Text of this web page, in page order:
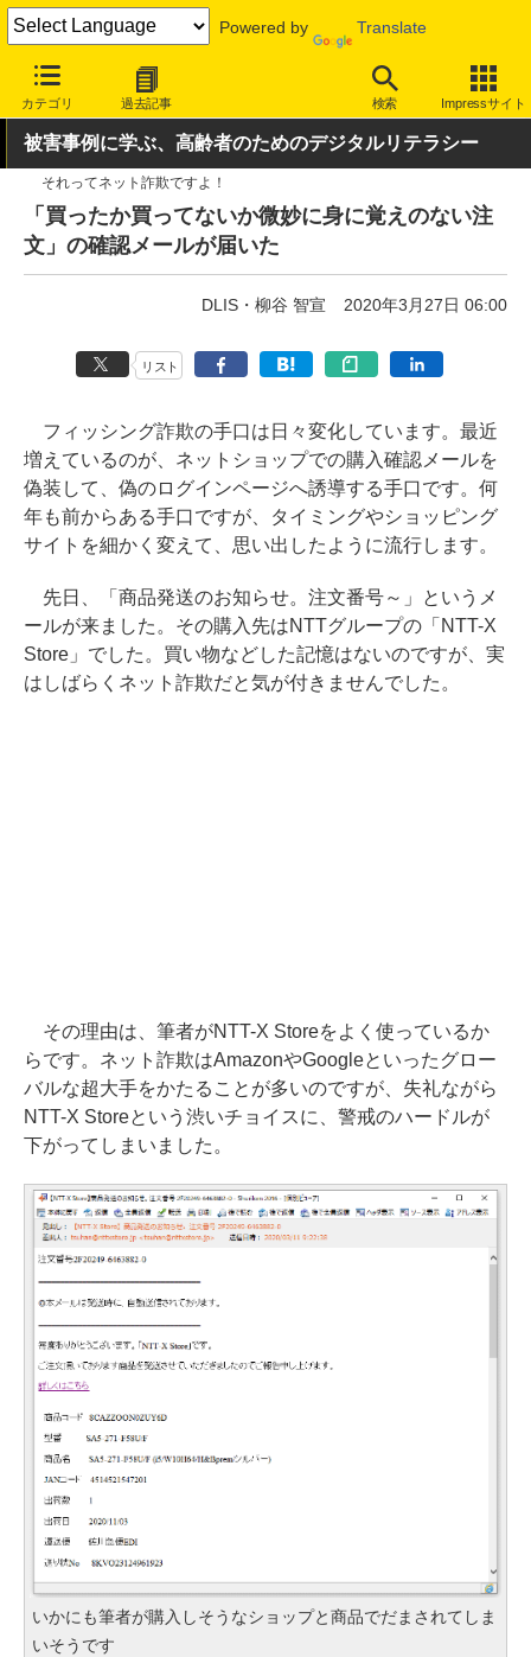
Powered by Translate
カテゴリ 過去記事 検索 Impressサイト
INTERNET Watch トピック 詐欺/フィッシング
被害事例に学ぶ、高齢者のためのデジタルリテラシー
それってネット詐欺ですよ！
「買ったか買ってないか微妙に身に覚えのない注
文」の確認メールが届いた
DLIS・柳谷 智宣 2020年3月27日 06:00
リスト
フィッシング詐欺の手口は日々変化しています。最近
増えているのが、ネットショップでの購入確認メールを
偽装して、偽のログインページへ誘導する手口です。何
年も前からある手口ですが、タイミングやショッピング
サイトを細かく変えて、思い出したように流行します。
先日、「商品発送のお知らせ。注文番号～」というメ
ールが来ました。その購入先はNTTグループの「NTT-X
Store」でした。買い物などした記憶はないのですが、実
はしばらくネット詐欺だと気が付きませんでした。
その理由は、筆者がNTT-X Storeをよく使っているか
らです。ネット詐欺はAmazonやGoogleといったグロー
バルな超大手をかたることが多いのですが、失礼ながら
NTT-X Storeという渋いチョイスに、警戒のハードルが
下がってしまいました。
いかにも筆者が購入しそうなショップと商品でだまされてしま
いそうです